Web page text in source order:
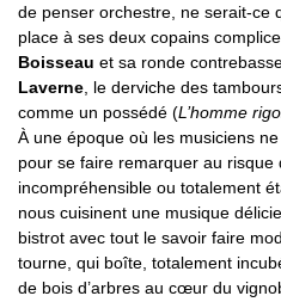
de penser orchestre, ne serait-ce
place à ses deux copains
Boisseau et sa ronde
Laverne , le derviche des
comme un possédé (L’homme
À une époque où les musiciens
pour se faire remarquer au
incompréhensible ou totalement
nous cuisinent une musique
bistrot avec tout le savoir faire
tourne, qui boîte, totalement
de bois d’arbres au cœur du